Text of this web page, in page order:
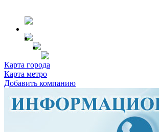
Карта города
Карта метро
Добавить компанию